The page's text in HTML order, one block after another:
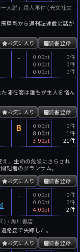
人説」殺人事件 (光文社文
鳥彰から週刊誌連載の話が
読書登録
お気に入り
-
0.00pt
0.00pt
0.00pt
0件
0件
0件
滞在客は誰もが主人を憎ん
読書登録
お気に入り
B
0.00pt
8.00pt
3.90pt
0件
1件
21件
え、生命の危険にさらされ
記者のグランサム。
読書登録
お気に入り
-
0.00pt
0.00pt
4.00pt
0件
0件
2件
) / 角川書店
路姿で失踪した。
読書登録
お気に入り